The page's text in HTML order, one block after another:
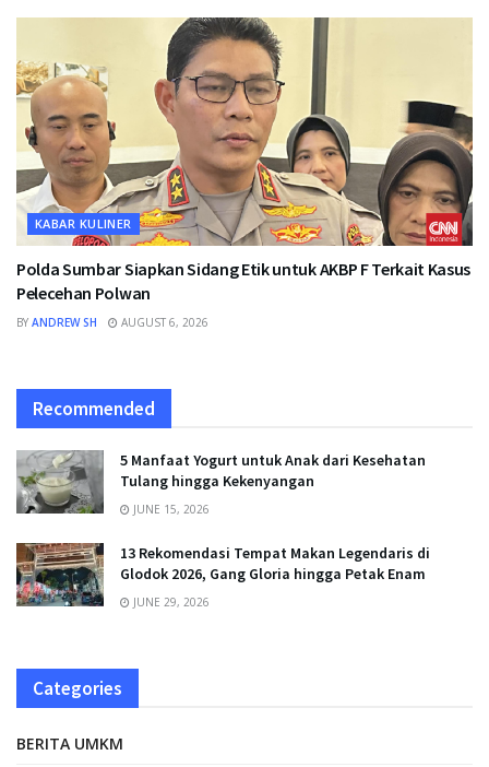
KABAR KULINER
Polda Sumbar Siapkan Sidang Etik untuk AKBP F Terkait Kasus
Pelecehan Polwan
BY ANDREW SH AUGUST 6, 2026
Recommended
5 Manfaat Yogurt untuk Anak dari Kesehatan
Tulang hingga Kekenyangan
JUNE 15, 2026
13 Rekomendasi Tempat Makan Legendaris di
Glodok 2026, Gang Gloria hingga Petak Enam
JUNE 29, 2026
Categories
BERITA UMKM